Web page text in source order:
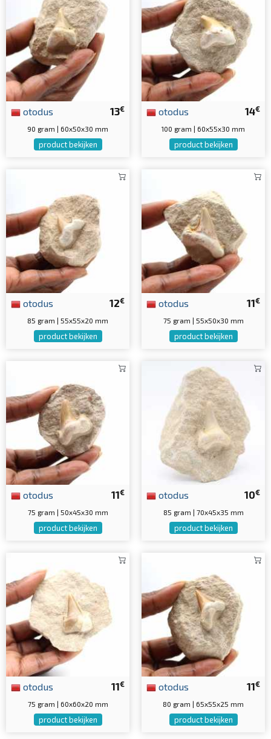
13€
otodus
90 gram | 60x50x30 mm
product bekijken
14€
otodus
100 gram | 60x55x30 mm
product bekijken
12€
otodus
85 gram | 55x55x20 mm
product bekijken
11€
otodus
75 gram | 55x50x30 mm
product bekijken
11€
otodus
75 gram | 50x45x30 mm
product bekijken
10€
otodus
85 gram | 70x45x35 mm
product bekijken
11€
otodus
75 gram | 60x60x20 mm
product bekijken
11€
otodus
80 gram | 65x55x25 mm
product bekijken